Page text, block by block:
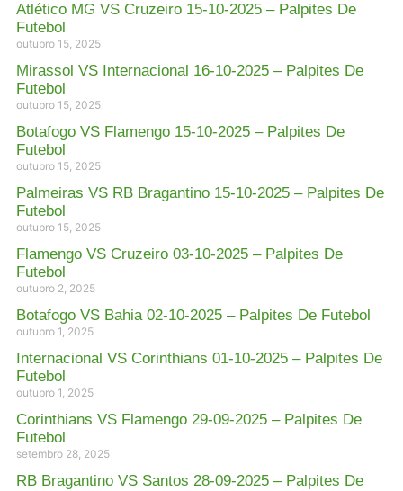
Atlético MG VS Cruzeiro 15-10-2025 – Palpites De
Futebol
outubro 15, 2025
Mirassol VS Internacional 16-10-2025 – Palpites De
Futebol
outubro 15, 2025
Botafogo VS Flamengo 15-10-2025 – Palpites De
Futebol
outubro 15, 2025
Palmeiras VS RB Bragantino 15-10-2025 – Palpites De
Futebol
outubro 15, 2025
Flamengo VS Cruzeiro 03-10-2025 – Palpites De
Futebol
outubro 2, 2025
Botafogo VS Bahia 02-10-2025 – Palpites De Futebol
outubro 1, 2025
Internacional VS Corinthians 01-10-2025 – Palpites De
Futebol
outubro 1, 2025
Corinthians VS Flamengo 29-09-2025 – Palpites De
Futebol
setembro 28, 2025
RB Bragantino VS Santos 28-09-2025 – Palpites De